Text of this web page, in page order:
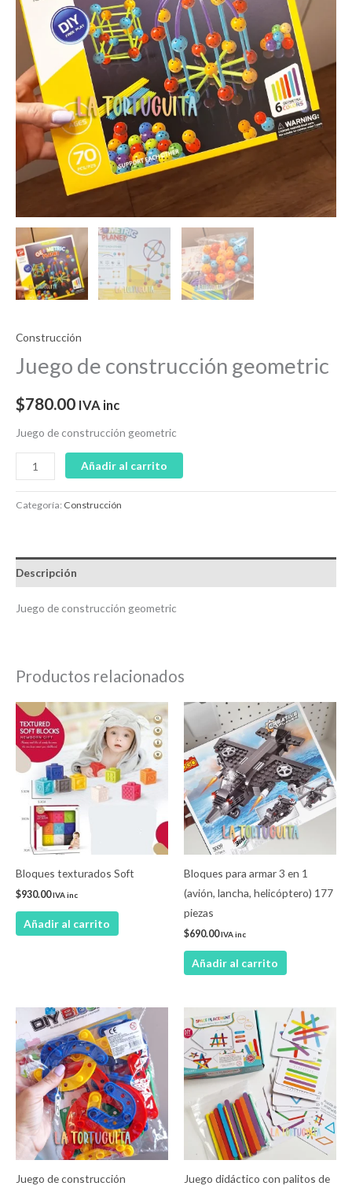
Construcción
Juego de construcción geometric
$780.00 IVA inc
Juego de construcción geometric
Añadir al carrito
Categoría: Construcción
Descripción
Juego de construcción geometric
Productos relacionados
Bloques texturados Soft
$930.00IVA inc
Añadir al carrito
Bloques para armar 3 en 1
(avión, lancha, helicóptero) 177
piezas
$690.00IVA inc
Añadir al carrito
Juego de construcción
Juego didáctico con palitos de